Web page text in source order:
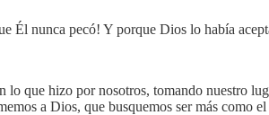
Él nunca pecó! Y porque Dios lo había
lo que hizo por nosotros, tomando nuestro
a Dios, que busquemos ser más como